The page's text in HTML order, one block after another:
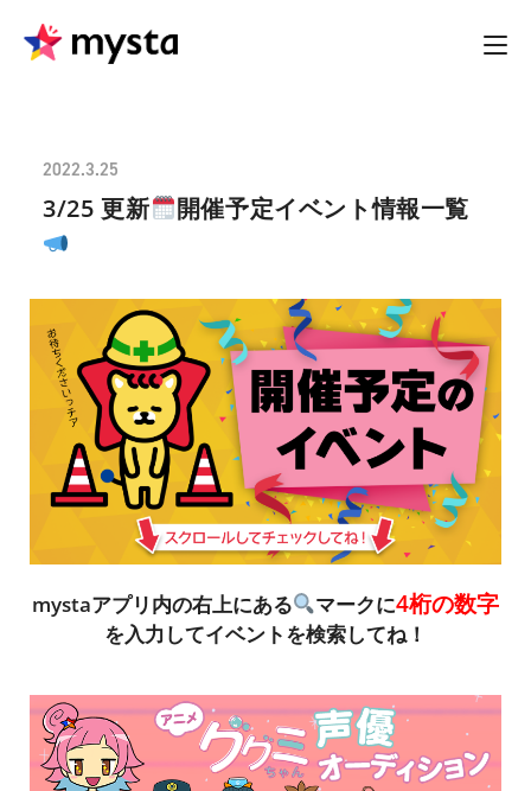
2022.3.25
3/25 更新 開催予定イベント情報一覧
mystaアプリ内の右上にある マークに4桁の数字
を入力してイベントを検索してね！